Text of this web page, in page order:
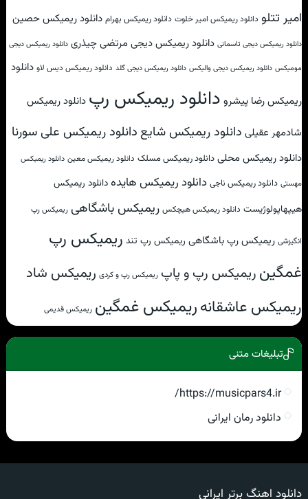
امیر تتلو دانلود ریمیکس امیر خلوت دانلود ریمیکس بهرام دانلود ریمیکس حصین
دانلود ریمیکس دیجی تاسمانی دانلود ریمیکس دیجی مرتضی چیذری دانلود ریمیکس دیجی
مومیکس دانلود ریمیکس دیجی والیکس دانلود ریمیکس دیجی گلد دانلود ریمیکس دیس لاو دانلود
ریمیکس رضا پیشرو دانلود ریمیکس رپ دانلود ریمیکس
شادمهر عقیلی دانلود ریمیکس شایع دانلود ریمیکس علی سورنا
دانلود ریمیکس محلی دانلود ریمیکس مسلک دانلود ریمیکس معین دانلود ریمیکس
مهستی دانلود ریمیکس ناجی دانلود ریمیکس هایدهدانلود ریمیکس
هیپهاپولوژیست دانلود ریمیکس هیچکس ریمیکس باشگاهی ریمیکس رپ
انگیزشی ریمیکس رپ باشگاهی ریمیکس رپ تند ریمیکس رپ
غمگین ریمیکس رپ و پاپ ریمیکس رپ و کردی ریمیکس شاد
ریمیکس عاشقانهریمیکس غمگین ریمیکس قدیمی
تبلیغات متنی
https://musicpars4.ir/
دانلود رمان ایرانی
دانلود اهنگ برتر ایرانی